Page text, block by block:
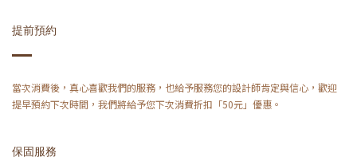
提前預約
當次消費後，真心喜歡我們的服務，也給予服務您的設計師肯定與信心，歡迎
提早預約下次時間，我們將給予您下次消費折扣​「50元」優惠。
保固服務